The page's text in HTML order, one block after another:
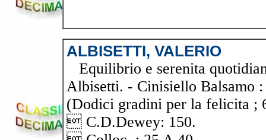
ALBISETTI, VALERIO
Equilibrio e serenita
Albisetti. - Cinisiello Balsamo
(Dodici gradini per la felicita ;
 C.D.Dewey: 150.